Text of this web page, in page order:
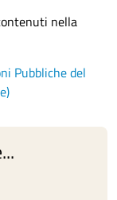
nella
Pubbliche del